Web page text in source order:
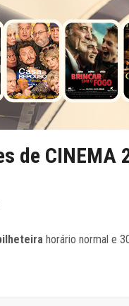
de CINEMA
horário normal e